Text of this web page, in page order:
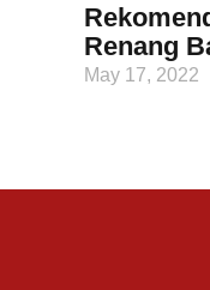
Renang
May 17, 2022